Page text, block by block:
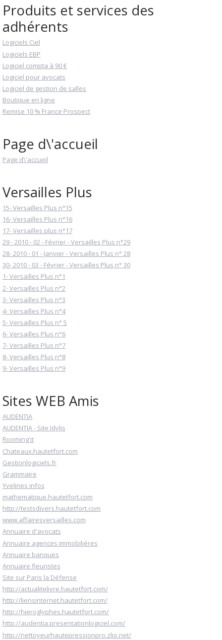
Produits et services des
adhérents
Logiciels Ciel
Logiciels EBP
Logiciel compta à 90 €
Logiciel pour avocats
Logiciel de gestion de salles
Boutique en ligne
Remise 10 % France Prospect
Page d\'accueil
Page d\'accueil
Versailles Plus
15- Versailles Plus n°15
16- Versailles Plus n°16
17- Versailles plus n°17
29 - 2010 - 02 - Février - Versailles Plus n°29
28- 2010 - 01 - Janvier - Versailles Plus n° 28
30- 2010 - 03 - Février - Versailles Plus n° 30
1- Versailles Plus n°1
2- Versailles Plus n°2
3- Versailles Plus n°3
4- Versailles Plus n°4
5- Versailles Plus n° 5
6- Versailles Plus n°6
7- Versailles Plus n°7
8- Versailles Plus n°8
9- Versailles Plus n°9
Sites WEB Amis
AUDENTIA
AUDENTIA - Site Idylis
Rooming'it
Chateaux.hautetfort.com
Gestionlogiciels.fr
Grammaire
Yvelines infos
mathematique.hautetfort.com
http://testsdivers.hautetfort.com
www.affairesversailles.com
Annuaire d'avocats
Annuaire agences immobilières
Annuaire banques
Annuaire fleuristes
Site sur Paris la Défense
http://actualitelivre.hautetfort.com/
http://liensinternet.hautetfort.com/
http://hieroglyphes.hautetfort.com/
http://audentia.presentationlogiciel.com/
http://nettoyeurhautepressionpro.zlio.net/